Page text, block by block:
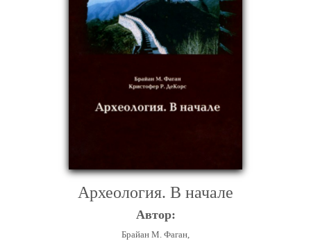
Археология. В начале
Автор:
Брайан М. Фаган,